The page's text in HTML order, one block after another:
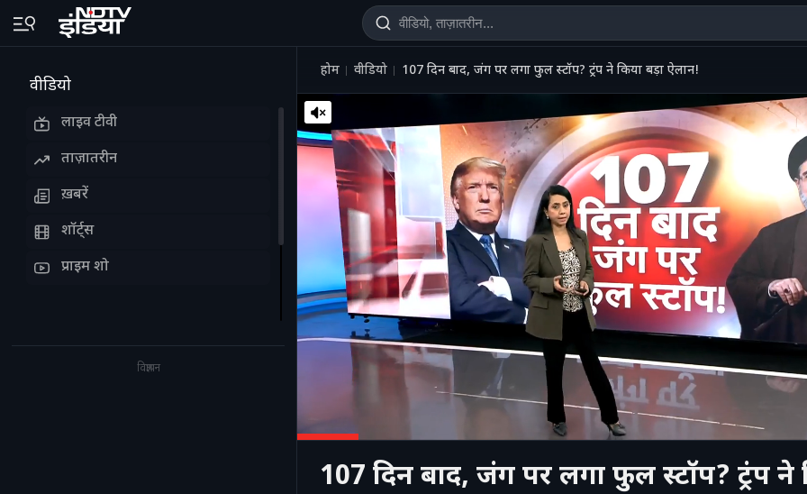
वीडियो
लाइव टीवी
ताज़ातरीन
ख़बरें
शॉर्ट्स
प्राइम शो
विज्ञापन
होम वीडियो 107 दिन बाद, जंग पर लगा फुल स्टॉप? ट्रंप ने किया बड़ा ऐलान!
107 दिन बाद, जंग पर लगा फुल स्टॉप? ट्रंप ने